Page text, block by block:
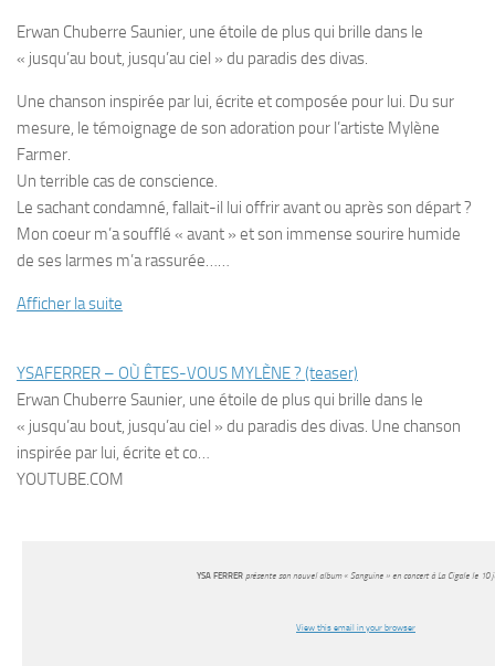
Erwan Chuberre Saunier, une étoile de plus qui brille dans le
« jusqu’au bout, jusqu’au ciel » du paradis des divas.
Une chanson inspirée par lui, écrite et composée pour lui. Du sur
mesure, le témoignage de son adoration pour l’artiste Mylène
Farmer.
Un terrible cas de conscience.
Le sachant condamné, fallait-il lui offrir avant ou après son départ ?
Mon coeur m’a soufflé « avant » et son immense sourire humide
de ses larmes m’a rassurée……
Afficher la suite
YSAFERRER – OÙ ÊTES-VOUS MYLÈNE ? (teaser)
Erwan Chuberre Saunier, une étoile de plus qui brille dans le
« jusqu’au bout, jusqu’au ciel » du paradis des divas. Une chanson
inspirée par lui, écrite et co…
YOUTUBE.COM
YSA FERRER présente son nouvel album « Sanguine » en concert à La Cigale le 10
View this email in your browser